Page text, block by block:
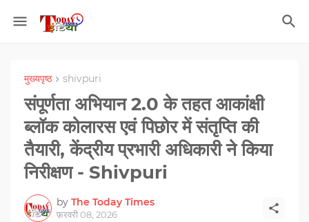
मुख्यपृष्ठ shivpuri
संपूर्णता अभियान 2.0 के तहत आकांक्षी
ब्लॉक कोलारस एवं पिछोर में संतृप्ति की
तैयारी, केंद्रीय प्रभारी अधिकारी ने किया
निरीक्षण - Shivpuri
by The Today Times
फ़रवरी 08, 2026